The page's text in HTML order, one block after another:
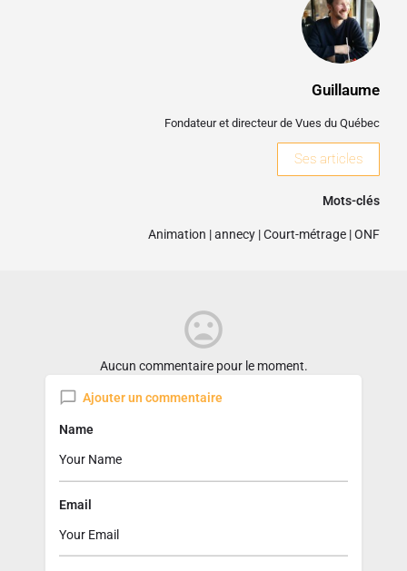
Guillaume
Fondateur et directeur de Vues du Québec
Ses articles
Mots-clés
Animation |annecy |Court-métrage |ONF
Aucun commentaire pour le moment.
Ajouter un commentaire
Name
Email